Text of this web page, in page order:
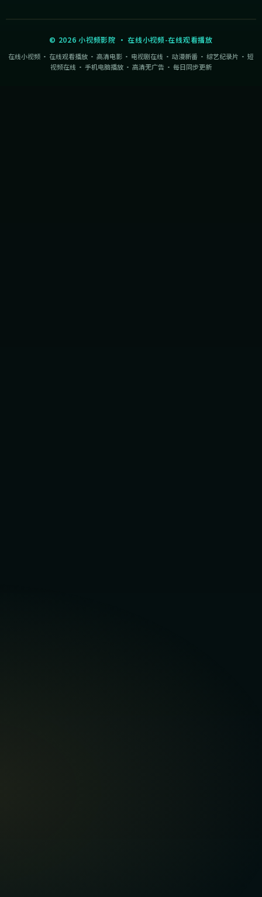
© 2026 小视频影院 ·在线小视频-在线观看播放
在线小视频 · 在线观看播放 · 高清电影 · 电视剧在线 · 动漫新番 · 综艺纪录片 · 短
视频在线 · 手机电脑播放 · 高清无广告 · 每日同步更新